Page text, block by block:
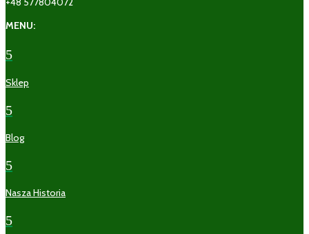
MENU:
5
Sklep
5
Blog
5
Nasza Historia
5